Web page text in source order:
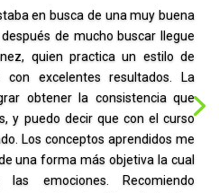
en busca de una muy buena
de mucho buscar llegue
quien practica un estilo de
excelentes resultados. La
obtener la consistencia que
y puedo decir que con el curso
Los conceptos aprendidos me
una forma más objetiva la cual
emociones. Recomiendo